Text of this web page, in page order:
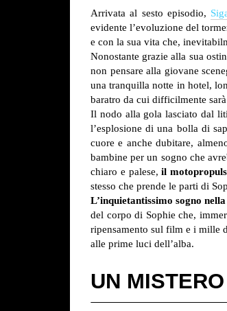
Arrivata al sesto episodio,
evidente l’evoluzione del
e con la sua vita che,
Nonostante grazie alla sua
non pensare alla giovane
una tranquilla notte in hotel,
baratro da cui difficilmente
Il nodo alla gola lasciato dal
l’esplosione di una bolla di
cuore e anche dubitare,
bambine per un sogno che
chiaro e palese, il
stesso che prende le parti di
L’inquietantissimo sogno
del corpo di Sophie che,
ripensamento sul film e i mille
alle prime luci dell’alba.
UN